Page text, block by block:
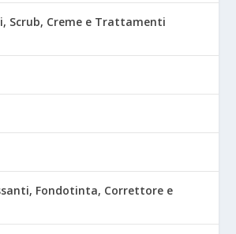
Scrub, Creme e Trattamenti
Fondotinta, Correttore e